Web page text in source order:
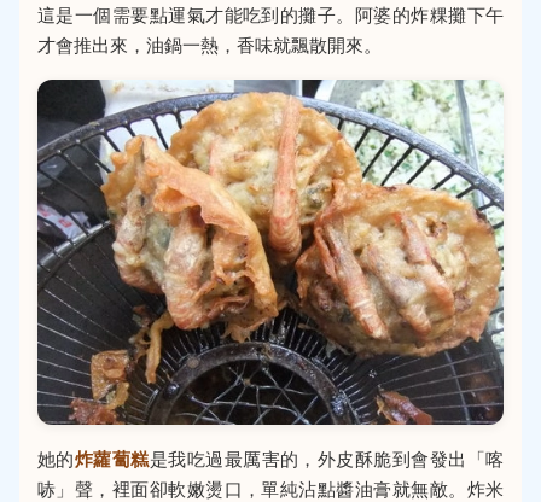
這是一個需要點運氣才能吃到的攤子。阿婆的炸粿攤下午
才會推出來，油鍋一熱，香味就飄散開來。
她的炸蘿蔔糕是我吃過最厲害的，外皮酥脆到會發出「喀
哧」聲，裡面卻軟嫩燙口，單純沾點醬油膏就無敵。炸米